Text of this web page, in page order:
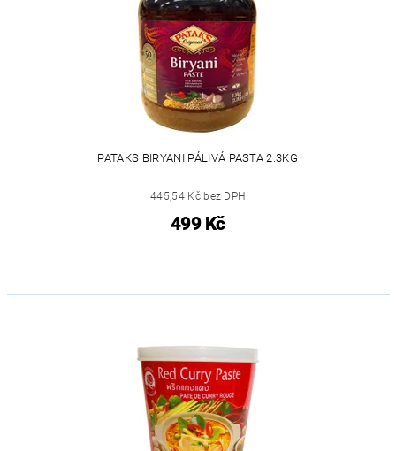
PATAKS BIRYANI PÁLIVÁ PASTA 2.3KG
445,54 Kč bez DPH
499 Kč